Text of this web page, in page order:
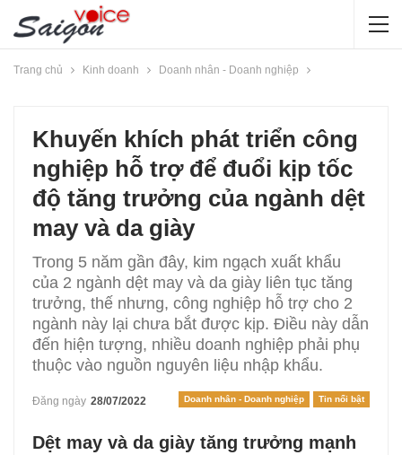
Trang chủ Kinh doanh Doanh nhân - Doanh nghiệp
Khuyến khích phát triển công
nghiệp hỗ trợ để đuổi kịp tốc
độ tăng trưởng của ngành dệt
may và da giày
Trong 5 năm gần đây, kim ngạch xuất khẩu
của 2 ngành dệt may và da giày liên tục tăng
trưởng, thế nhưng, công nghiệp hỗ trợ cho 2
ngành này lại chưa bắt được kịp. Điều này dẫn
đến hiện tượng, nhiều doanh nghiệp phải phụ
thuộc vào nguồn nguyên liệu nhập khẩu.
Doanh nhân - Doanh nghiệp Tin nổi bật
Đăng ngày 28/07/2022
Dệt may và da giày tăng trưởng mạnh